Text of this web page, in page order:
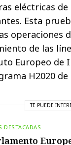
eléctricas de
Esta
operaciones
de las
Europeo de
H2020 de
TE PUEDE
DESTACADAS